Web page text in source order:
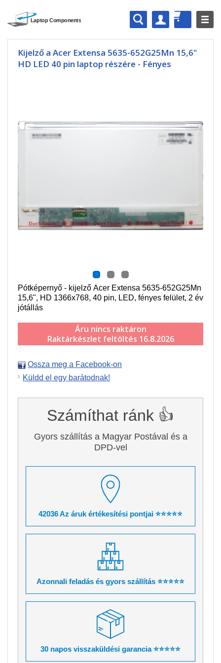
Kijelző a Acer Extensa 5635-652G25Mn 15,6"
HD LED 40 pin laptop részére - Fényes
Pótképernyő - kijelző Acer Extensa 5635-652G25Mn
15,6", HD 1366x768, 40 pin, LED, fényes felület, 2 év
jótállás
Áru nincs raktáron
Raktárkészlet feltöltés 16.8.2026
Ossza meg a Facebook-on
Küldd el egy barátodnak!
Számíthat ránk 👍
Gyors szállítás a Magyar Postával és a
DPD-vel
42036 Az áruk értékesítési pontjai ⭐⭐⭐⭐⭐
Azonnali feladás és gyors szállítás ⭐⭐⭐⭐⭐
30 napos visszaküldési garancia ⭐⭐⭐⭐⭐